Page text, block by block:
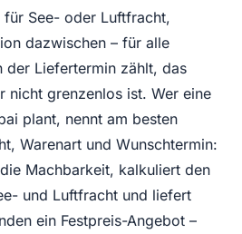
für See- oder Luftfracht,
dazwischen – für alle
der Liefertermin zählt, das
nicht grenzenlos ist. Wer eine
plant, nennt am besten
Warenart und Wunschtermin:
Machbarkeit, kalkuliert den
und Luftfracht und liefert
ein Festpreis-Angebot –